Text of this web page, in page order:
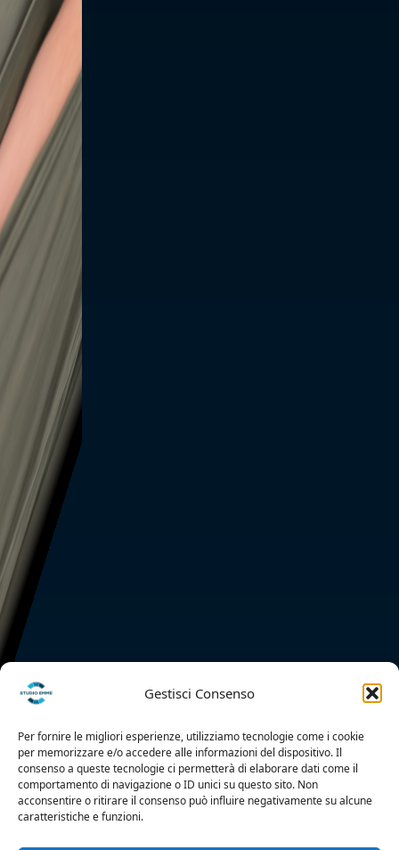
Gestisci Consenso
Per fornire le migliori esperienze, utilizziamo tecnologie come i cookie
per memorizzare e/o accedere alle informazioni del dispositivo. Il
consenso a queste tecnologie ci permetterà di elaborare dati come il
comportamento di navigazione o ID unici su questo sito. Non
acconsentire o ritirare il consenso può influire negativamente su alcune
caratteristiche e funzioni.